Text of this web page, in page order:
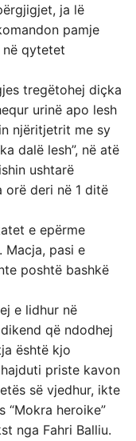
ja lë
pamje
qytetet
tregëtohej diçka
urinë apo lesh
njëritjetrit me sy
dalë lesh”, në atë
ushtarë
orë deri në 1 ditë
e epërme
Macja, pasi e
poshtë bashkë
e lidhur në
që ndodhej
është kjo
priste kavon
së vjedhur, ikte
“Mokra heroike”
nga Fahri Balliu.